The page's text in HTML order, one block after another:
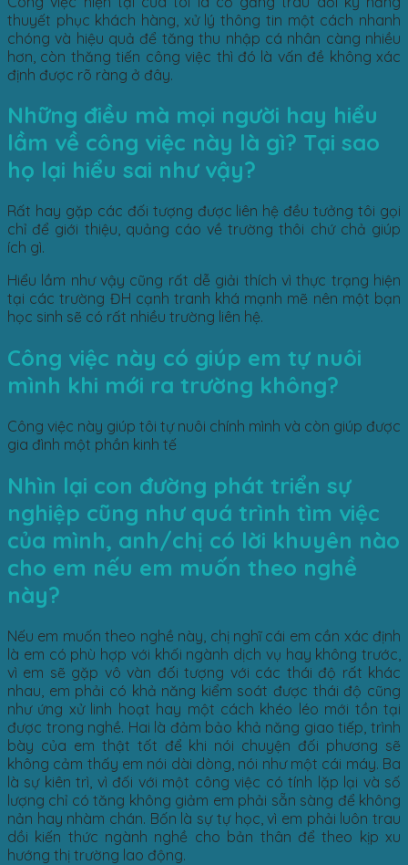
thuyết phục khách hàng, xử lý thông tin một cách nhanh
chóng và hiệu quả để tăng thu nhập cá nhân càng nhiều
hơn, còn thăng tiến công việc thì đó là vấn đề không xác
định được rõ ràng ở đây.
Những điều mà mọi người hay hiểu
lầm về công việc này là gì? Tại sao
họ lại hiểu sai như vậy?
Rất hay gặp các đối tượng được liên hệ đều tưởng tôi gọi
chỉ để giới thiệu, quảng cáo về trường thôi chứ chả giúp
ích gì.
Hiểu lầm như vậy cũng rất dễ giải thích vì thực trạng hiện
tại các trường ĐH cạnh tranh khá mạnh mẽ nên một bạn
học sinh sẽ có rất nhiều trường liên hệ.
Công việc này có giúp em tự nuôi
mình khi mới ra trường không?
Công việc này giúp tôi tự nuôi chính mình và còn giúp được
gia đình một phần kinh tế
Nhìn lại con đường phát triển sự
nghiệp cũng như quá trình tìm việc
của mình, anh/chị có lời khuyên nào
cho em nếu em muốn theo nghề
này?
Nếu em muốn theo nghề này, chị nghĩ cái em cần xác định
là em có phù hợp với khối ngành dịch vụ hay không trước,
vì em sẽ gặp vô vàn đối tượng với các thái độ rất khác
nhau, em phải có khả năng kiểm soát được thái độ cũng
như ứng xử linh hoạt hay một cách khéo léo mới tồn tại
được trong nghề. Hai là đảm bảo khả năng giao tiếp, trình
bày của em thật tốt để khi nói chuyện đối phương sẽ
không cảm thấy em nói dài dòng, nói như một cái máy. Ba
là sự kiên trì, vì đối với một công việc có tính lặp lại và số
lượng chỉ có tăng không giảm em phải sẵn sàng để không
nản hay nhàm chán. Bốn là sự tự học, vì em phải luôn trau
dồi kiến thức ngành nghề cho bản thân để theo kịp xu
hướng thị trường lao động.